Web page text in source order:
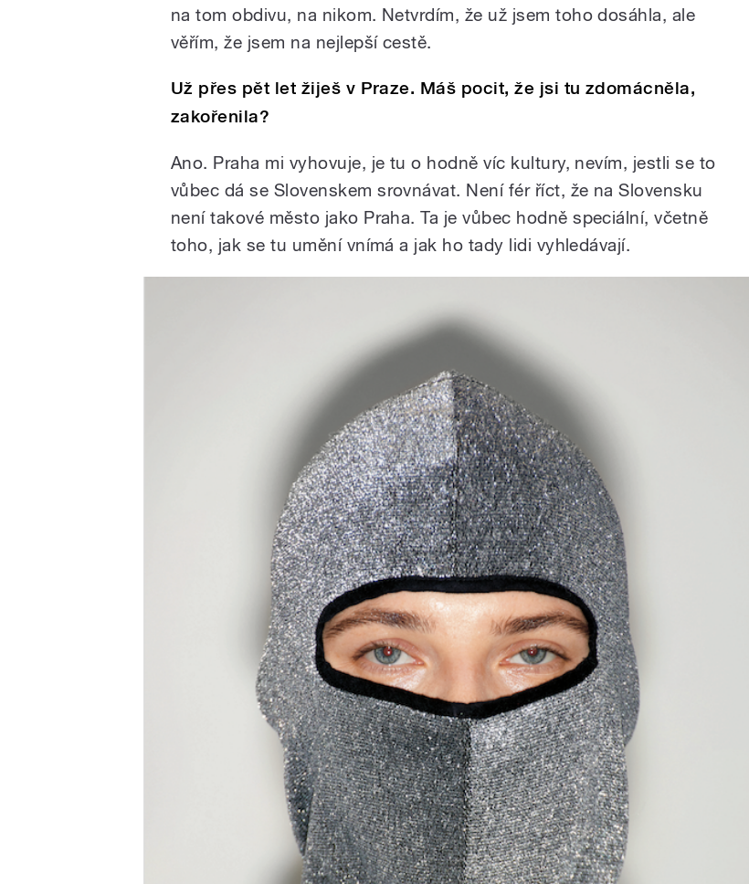
na tom obdivu, na nikom. Netvrdím, že už jsem toho dosáhla, ale
věřím, že jsem na nejlepší cestě.
Už přes pět let žiješ v Praze. Máš pocit, že jsi tu zdomácněla,
zakořenila?
Ano. Praha mi vyhovuje, je tu o hodně víc kultury, nevím, jestli se to
vůbec dá se Slovenskem srovnávat. Není fér říct, že na Slovensku
není takové město jako Praha. Ta je vůbec hodně speciální, včetně
toho, jak se tu umění vnímá a jak ho tady lidi vyhledávají.